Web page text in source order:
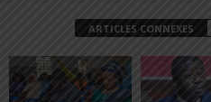
ARTICLES CONNEXES